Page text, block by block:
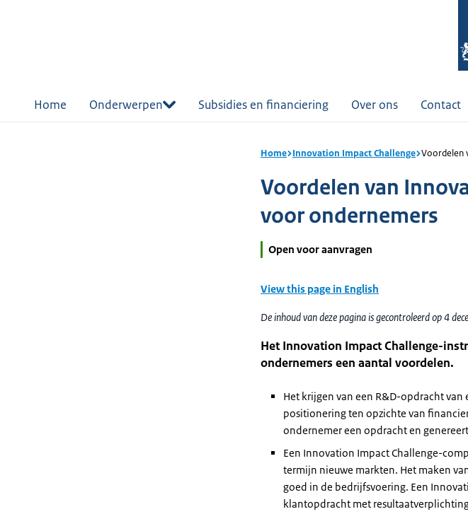
Home Onderwerpen Subsidies en financiering Over ons Contact
Home Innovation Impact Challenge Voordelen
Voordelen van
voor ondernemers
Open voor aanvragen
View this page in English
De inhoud van deze pagina is gecontroleerd op 4
Het Innovation Impact Challenge-
ondernemers een aantal voordelen.
Het krijgen van een R&D-opdracht
positionering ten opzichte van
ondernemer een opdracht en
Een Innovation Impact Challenge-
termijn nieuwe markten. Het maken
goed in de bedrijfsvoering. Een
klantopdracht met